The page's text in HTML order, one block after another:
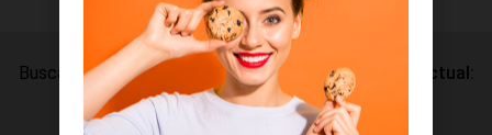
Busca aquí laTienda Yoigocercana a tuubicación actual:
Encontrar tiendas cerca